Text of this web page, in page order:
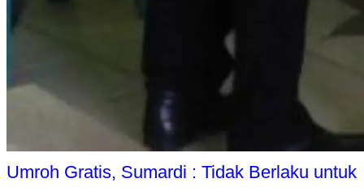
Umroh Gratis, Sumardi : Tidak Berlaku untuk